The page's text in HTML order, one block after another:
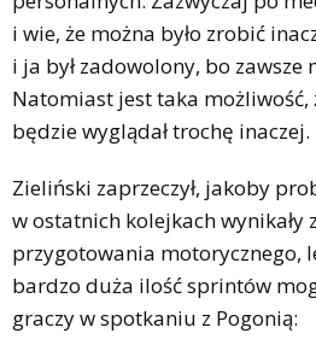
i wie, że można było zrobić
i ja był zadowolony, bo zawsze
Natomiast jest taka możliwość,
będzie wyglądał trochę inaczej.
Zieliński zaprzeczył, jakoby
w ostatnich kolejkach wynikały
przygotowania motorycznego,
bardzo duża ilość sprintów
graczy w spotkaniu z Pogonią: